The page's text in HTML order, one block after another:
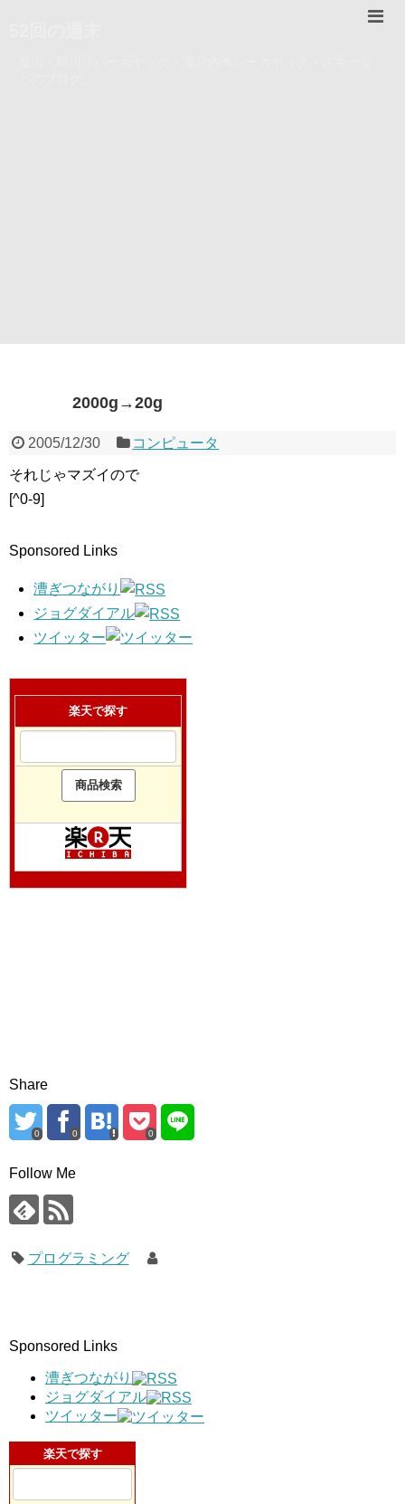
2000g→20g
2005/12/30 コンピュータ
それじゃマズイので
[^0-9]
Sponsored Links
漕ぎつながり
ジョグダイアル
ツイッター
楽天で探す
Share
0 0 0
Follow Me
プログラミング
Sponsored Links
漕ぎつながり
ジョグダイアル
ツイッター
楽天で探す